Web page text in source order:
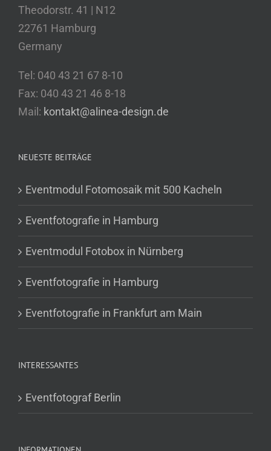
Theodorstr. 41 | N12
22761 Hamburg
Germany
Tel: 040 43 21 67 8-10
Fax: 040 43 21 46 8-18
Mail: kontakt@alinea-design.de
NEUESTE BEITRÄGE
Eventmodul Fotomosaik mit 500 Kacheln
Eventfotografie in Hamburg
Eventmodul Fotobox in Nürnberg
Eventfotografie in Hamburg
Eventfotografie in Frankfurt am Main
INTERESSANTES
Eventfotograf Berlin